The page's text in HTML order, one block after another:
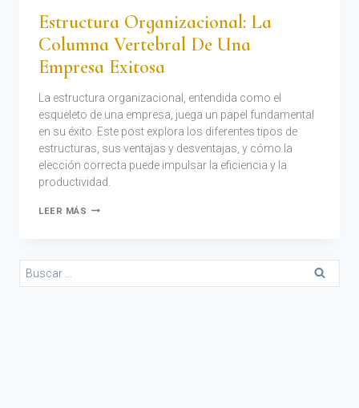
Estructura Organizacional: La
Columna Vertebral De Una
Empresa Exitosa
La estructura organizacional, entendida como el
esqueleto de una empresa, juega un papel fundamental
en su éxito. Este post explora los diferentes tipos de
estructuras, sus ventajas y desventajas, y cómo la
elección correcta puede impulsar la eficiencia y la
productividad.
LEER MÁS